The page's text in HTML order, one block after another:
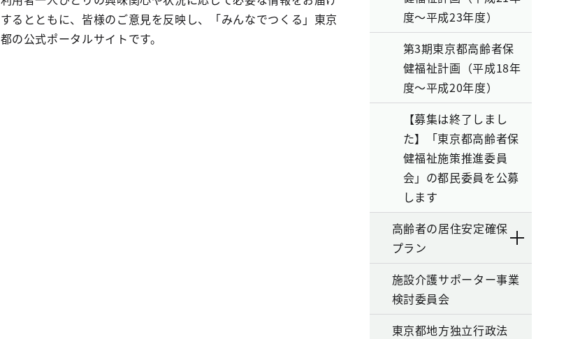
するとともに、皆様のご意見を反映し、「みんなでつくる」東京
都の公式ポータルサイトです。
度～平成23年度）
第3期東京都高齢者保
健福祉計画（平成18年
度～平成20年度）
【募集は終了しまし
た】「東京都高齢者保
健福祉施策推進委員
会」の都民委員を公募
します
高齢者の居住安定確保
プラン
施設介護サポーター事業
検討委員会
東京都地方独立行政法